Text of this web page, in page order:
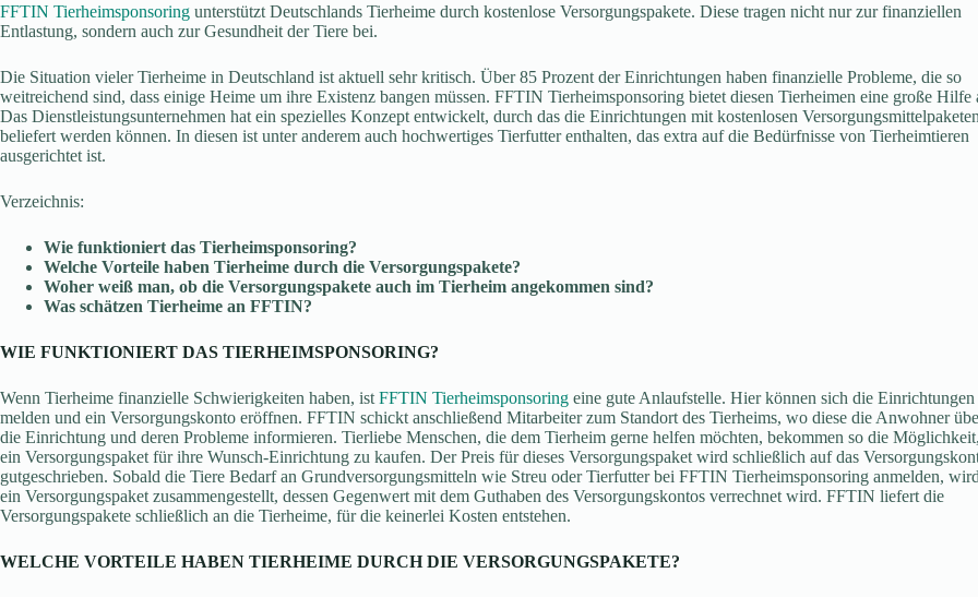
FFTIN Tierheimsponsoring unterstützt Deutschlands Tierheime durch kostenlose Versorgungspakete. Diese tragen nicht nur zur finanziellen
Entlastung, sondern auch zur Gesundheit der Tiere bei.
Die Situation vieler Tierheime in Deutschland ist aktuell sehr kritisch. Über 85 Prozent der Einrichtungen haben finanzielle Probleme, die so
weitreichend sind, dass einige Heime um ihre Existenz bangen müssen. FFTIN Tierheimsponsoring bietet diesen Tierheimen eine große Hilfe
Das Dienstleistungsunternehmen hat ein spezielles Konzept entwickelt, durch das die Einrichtungen mit kostenlosen Versorgungsmittelpaketen
beliefert werden können. In diesen ist unter anderem auch hochwertiges Tierfutter enthalten, das extra auf die Bedürfnisse von Tierheimtieren
ausgerichtet ist.
Verzeichnis:
Wie funktioniert das Tierheimsponsoring?
Welche Vorteile haben Tierheime durch die Versorgungspakete?
Woher weiß man, ob die Versorgungspakete auch im Tierheim angekommen sind?
Was schätzen Tierheime an FFTIN?
WIE FUNKTIONIERT DAS TIERHEIMSPONSORING?
Wenn Tierheime finanzielle Schwierigkeiten haben, ist FFTIN Tierheimsponsoring eine gute Anlaufstelle. Hier können sich die Einrichtungen
melden und ein Versorgungskonto eröffnen. FFTIN schickt anschließend Mitarbeiter zum Standort des Tierheims, wo diese die Anwohner
die Einrichtung und deren Probleme informieren. Tierliebe Menschen, die dem Tierheim gerne helfen möchten, bekommen so die Möglichkeit,
ein Versorgungspaket für ihre Wunsch-Einrichtung zu kaufen. Der Preis für dieses Versorgungspaket wird schließlich auf das
gutgeschrieben. Sobald die Tiere Bedarf an Grundversorgungsmitteln wie Streu oder Tierfutter bei FFTIN Tierheimsponsoring anmelden, wird
ein Versorgungspaket zusammengestellt, dessen Gegenwert mit dem Guthaben des Versorgungskontos verrechnet wird. FFTIN liefert die
Versorgungspakete schließlich an die Tierheime, für die keinerlei Kosten entstehen.
WELCHE VORTEILE HABEN TIERHEIME DURCH DIE VERSORGUNGSPAKETE?